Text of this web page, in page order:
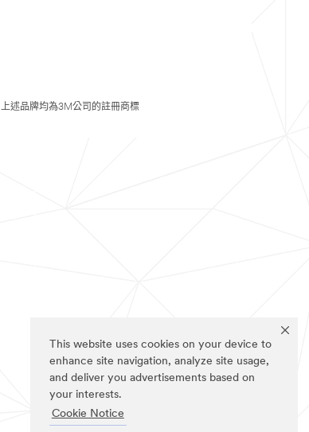
This website uses cookies on your device to
enhance site navigation, analyze site usage,
and deliver you advertisements based on
your interests.
Cookie Notice
上述品牌均為3M公司的註冊商標